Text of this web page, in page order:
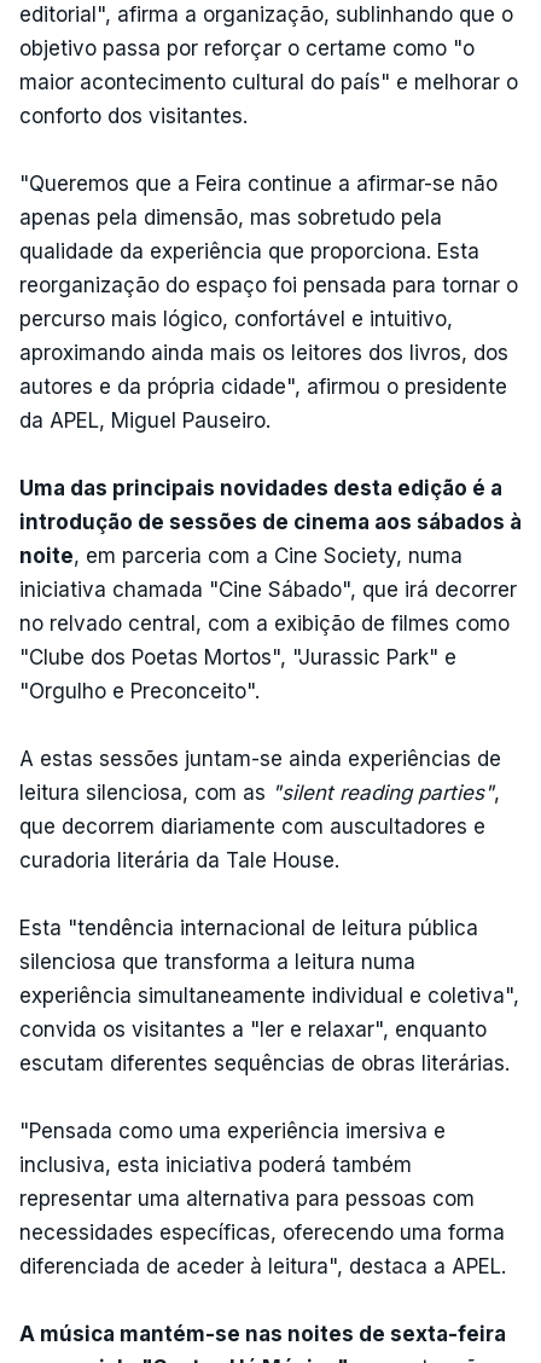
editorial", afirma a organização, sublinhando que o
objetivo passa por reforçar o certame como "o
maior acontecimento cultural do país" e melhorar o
conforto dos visitantes.
"Queremos que a Feira continue a afirmar-se não
apenas pela dimensão, mas sobretudo pela
qualidade da experiência que proporciona. Esta
reorganização do espaço foi pensada para tornar o
percurso mais lógico, confortável e intuitivo,
aproximando ainda mais os leitores dos livros, dos
autores e da própria cidade", afirmou o presidente
da APEL, Miguel Pauseiro.
Uma das principais novidades desta edição é a
introdução de sessões de cinema aos sábados à
noite, em parceria com a Cine Society, numa
iniciativa chamada "Cine Sábado", que irá decorrer
no relvado central, com a exibição de filmes como
"Clube dos Poetas Mortos", "Jurassic Park" e
"Orgulho e Preconceito".
A estas sessões juntam-se ainda experiências de
leitura silenciosa, com as "silent reading parties",
que decorrem diariamente com auscultadores e
curadoria literária da Tale House.
Esta "tendência internacional de leitura pública
silenciosa que transforma a leitura numa
experiência simultaneamente individual e coletiva",
convida os visitantes a "ler e relaxar", enquanto
escutam diferentes sequências de obras literárias.
"Pensada como uma experiência imersiva e
inclusiva, esta iniciativa poderá também
representar uma alternativa para pessoas com
necessidades específicas, oferecendo uma forma
diferenciada de aceder à leitura", destaca a APEL.
A música mantém-se nas noites de sexta-feira